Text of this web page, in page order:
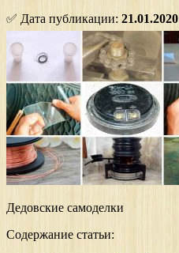
✅ Дата публикации: 21.01.2020
Дедовские самоделки
Содержание статьи: